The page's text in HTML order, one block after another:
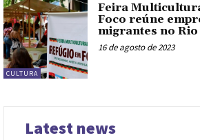
CULTURA
Feira
Foco reúne
migrantes no
16 de agosto de 2023
Latest news